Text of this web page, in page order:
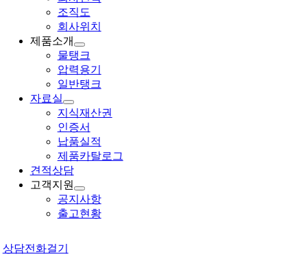
조직도
회사위치
제품소개
물탱크
압력용기
일반탱크
자료실
지식재산권
인증서
납품실적
제품카탈로그
견적상담
고객지원
공지사항
출고현황
상담전화걸기